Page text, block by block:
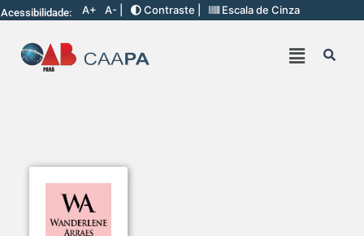
Acessibilidade: A+ A- | Contraste | Escala de Cinza